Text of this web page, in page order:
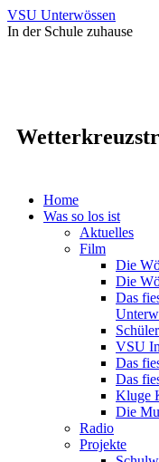
VSU Unterwössen
In der Schule zuhause
Home
Was so los ist
Aktuelles
Film
Die
Die
Das
VSU
Das
Das
Kluge
Die
Radio
Projekte